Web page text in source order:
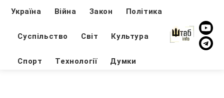
Україна Війна Закон Політика
Суспільство Світ Культура
Спорт Технології Думки